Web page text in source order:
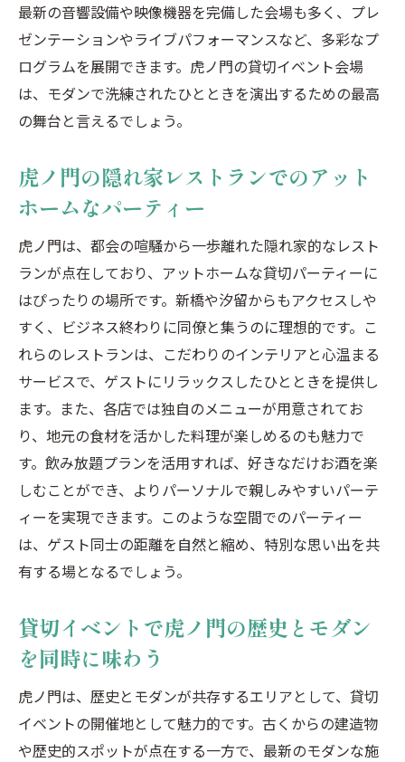
最新の音響設備や映像機器を完備した会場も多く、プレ
ゼンテーションやライブパフォーマンスなど、多彩なプ
ログラムを展開できます。虎ノ門の貸切イベント会場
は、モダンで洗練されたひとときを演出するための最高
の舞台と言えるでしょう。
虎ノ門の隠れ家レストランでのアット
ホームなパーティー
虎ノ門は、都会の喧騒から一歩離れた隠れ家的なレスト
ランが点在しており、アットホームな貸切パーティーに
はぴったりの場所です。新橋や汐留からもアクセスしや
すく、ビジネス終わりに同僚と集うのに理想的です。こ
れらのレストランは、こだわりのインテリアと心温まる
サービスで、ゲストにリラックスしたひとときを提供し
ます。また、各店では独自のメニューが用意されてお
り、地元の食材を活かした料理が楽しめるのも魅力で
す。飲み放題プランを活用すれば、好きなだけお酒を楽
しむことができ、よりパーソナルで親しみやすいパーテ
ィーを実現できます。このような空間でのパーティー
は、ゲスト同士の距離を自然と縮め、特別な思い出を共
有する場となるでしょう。
貸切イベントで虎ノ門の歴史とモダン
を同時に味わう
虎ノ門は、歴史とモダンが共存するエリアとして、貸切
イベントの開催地として魅力的です。古くからの建造物
や歴史的スポットが点在する一方で、最新のモダンな施